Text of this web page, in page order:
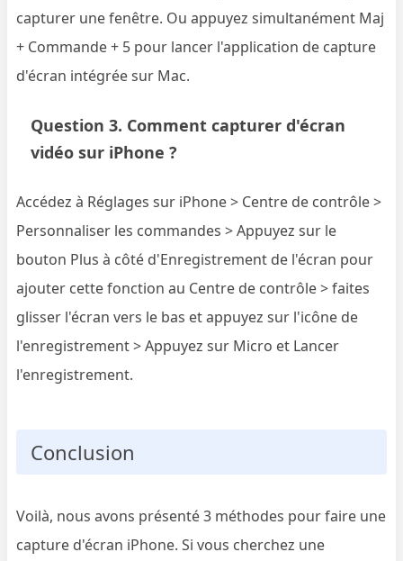
capturer une fenêtre. Ou appuyez simultanément Maj
+ Commande + 5 pour lancer l'application de capture
d'écran intégrée sur Mac.
Question 3. Comment capturer d'écran
vidéo sur iPhone ?
Accédez à Réglages sur iPhone > Centre de contrôle >
Personnaliser les commandes > Appuyez sur le
bouton Plus à côté d'Enregistrement de l'écran pour
ajouter cette fonction au Centre de contrôle > faites
glisser l'écran vers le bas et appuyez sur l'icône de
l'enregistrement > Appuyez sur Micro et Lancer
l'enregistrement.
Conclusion
Voilà, nous avons présenté 3 méthodes pour faire une
capture d'écran iPhone. Si vous cherchez une